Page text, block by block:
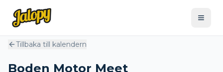
Tillbaka till kalendern
Boden Motor Meet